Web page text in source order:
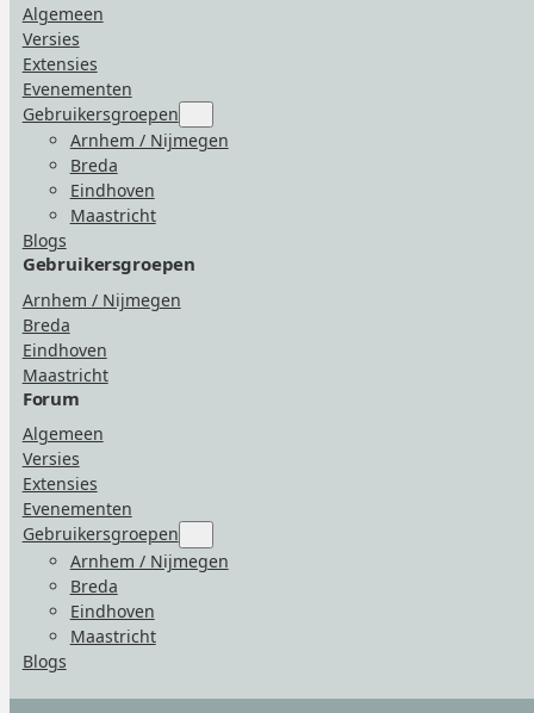
Algemeen
Versies
Extensies
Evenementen
Gebruikersgroepen
for
“Gebruikersgroepen”
Arnhem / Nijmegen
Breda
Eindhoven
Maastricht
Blogs
Gebruikersgroepen
Arnhem / Nijmegen
Breda
Eindhoven
Maastricht
Forum
Algemeen
Versies
Extensies
Evenementen
Gebruikersgroepen
for
“Gebruikersgroepen”
Arnhem / Nijmegen
Breda
Eindhoven
Maastricht
Blogs